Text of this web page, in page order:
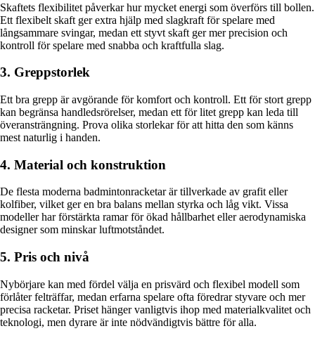
Skaftets flexibilitet påverkar hur mycket energi som överförs till bollen.
Ett flexibelt skaft ger extra hjälp med slagkraft för spelare med
långsammare svingar, medan ett styvt skaft ger mer precision och
kontroll för spelare med snabba och kraftfulla slag.
3. Greppstorlek
Ett bra grepp är avgörande för komfort och kontroll. Ett för stort grepp
kan begränsa handledsrörelser, medan ett för litet grepp kan leda till
överansträngning. Prova olika storlekar för att hitta den som känns
mest naturlig i handen.
4. Material och konstruktion
De flesta moderna badmintonracketar är tillverkade av grafit eller
kolfiber, vilket ger en bra balans mellan styrka och låg vikt. Vissa
modeller har förstärkta ramar för ökad hållbarhet eller aerodynamiska
designer som minskar luftmotståndet.
5. Pris och nivå
Nybörjare kan med fördel välja en prisvärd och flexibel modell som
förlåter felträffar, medan erfarna spelare ofta föredrar styvare och mer
precisa racketar. Priset hänger vanligtvis ihop med materialkvalitet och
teknologi, men dyrare är inte nödvändigtvis bättre för alla.